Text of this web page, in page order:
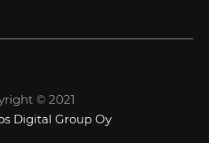
© 2021
Digital Group Oy